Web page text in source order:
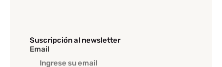
Suscripción al newsletter
Email